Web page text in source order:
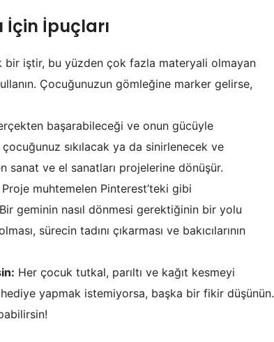
İçin İpuçları
bir iştir, bu yüzden çok fazla materyali olmayan
Çocuğunuzun gömleğine marker gelirse,
başarabileceği ve onun gücüyle
sıkılacak ya da sinirlenecek ve
ve el sanatları projelerine dönüşür.
Proje muhtemelen Pinterest’teki gibi
geminin nasıl dönmesi gerektiğinin bir yolu
sürecin tadını çıkarması ve bakıcılarının
Her çocuk tutkal, parıltı ve kağıt kesmeyi
yapmak istemiyorsa, başka bir fikir düşünün.